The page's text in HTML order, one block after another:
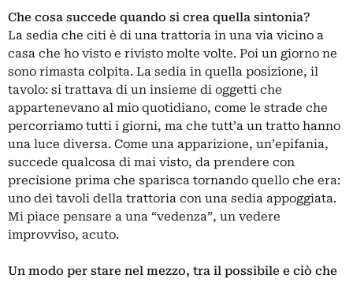
Che cosa succede quando si crea quella sintonia?
La sedia che citi è di una trattoria in una via vicino a
casa che ho visto e rivisto molte volte. Poi un giorno ne
sono rimasta colpita. La sedia in quella posizione, il
tavolo: si trattava di un insieme di oggetti che
appartenevano al mio quotidiano, come le strade che
percorriamo tutti i giorni, ma che tutt’a un tratto hanno
una luce diversa. Come una apparizione, un’epifania,
succede qualcosa di mai visto, da prendere con
precisione prima che sparisca tornando quello che era:
uno dei tavoli della trattoria con una sedia appoggiata.
Mi piace pensare a una “vedenza”, un vedere
improvviso, acuto.
Un modo per stare nel mezzo, tra il possibile e ciò che